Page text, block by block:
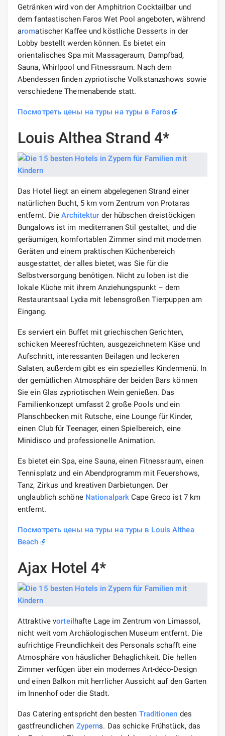
Getränken wird von der Amphitrion Cocktailbar und
dem fantastischen Faros Wet Pool angeboten, während
aromatischer Kaffee und köstliche Desserts in der
Lobby bestellt werden können. Es bietet ein
orientalisches Spa mit Massageraum, Dampfbad,
Sauna, Whirlpool und Fitnessraum. Nach dem
Abendessen finden zypriotische Volkstanzshows sowie
verschiedene Themenabende statt.
Посмотреть цены на туры на туры в Faros
Louis Althea Strand 4*
Das Hotel liegt an einem abgelegenen Strand einer
natürlichen Bucht, 5 km vom Zentrum von Protaras
entfernt. DieArchitektur der hübschen dreistöckigen
Bungalows ist im mediterranen Stil gestaltet, und die
geräumigen, komfortablen Zimmer sind mit modernen
Geräten und einem praktischen Küchenbereich
ausgestattet, der alles bietet, was Sie für die
Selbstversorgung benötigen. Nicht zu loben ist die
lokale Küche mit ihrem Anziehungspunkt – dem
Restaurantsaal Lydia mit lebensgroßen Tierpuppen am
Eingang.
Es serviert ein Buffet mit griechischen Gerichten,
schicken Meeresfrüchten, ausgezeichnetem Käse und
Aufschnitt, interessanten Beilagen und leckeren
Salaten, außerdem gibt es ein spezielles Kindermenü. In
der gemütlichen Atmosphäre der beiden Bars können
Sie ein Glas zypriotischen Wein genießen. Das
Familienkonzept umfasst 2 große Pools und ein
Planschbecken mit Rutsche, eine Lounge für Kinder,
einen Club für Teenager, einen Spielbereich, eine
Minidisco und professionelle Animation.
Es bietet ein Spa, eine Sauna, einen Fitnessraum, einen
Tennisplatz und ein Abendprogramm mit Feuershows,
Tanz, Zirkus und kreativen Darbietungen. Der
unglaublich schöne Nationalpark Cape Greco ist 7 km
entfernt.
Посмотреть цены на туры на туры в Louis Althea
Beach
Ajax Hotel 4*
Attraktive vorteilhafte Lage im Zentrum von Limassol,
nicht weit vom Archäologischen Museum entfernt. Die
aufrichtige Freundlichkeit des Personals schafft eine
Atmosphäre von häuslicher Behaglichkeit. Die hellen
Zimmer verfügen über ein modernes Art-déco-Design
und einen Balkon mit herrlicher Aussicht auf den Garten
im Innenhof oder die Stadt.
Das Catering entspricht den besten Traditionen des
gastfreundlichen Zyperns. Das schicke Frühstück, das